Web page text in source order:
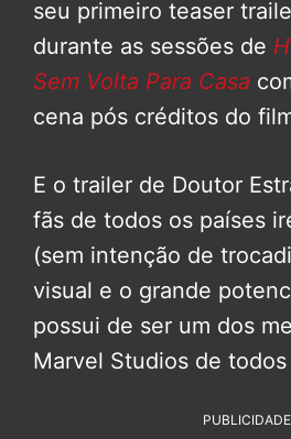
seu primeiro teaser
durante as sessões de
Sem Volta Para Casa
cena pós créditos do
E o trailer de Doutor
fãs de todos os países
(sem intenção de
visual e o grande
possui de ser um dos
Marvel Studios de
PUBLICIDADE